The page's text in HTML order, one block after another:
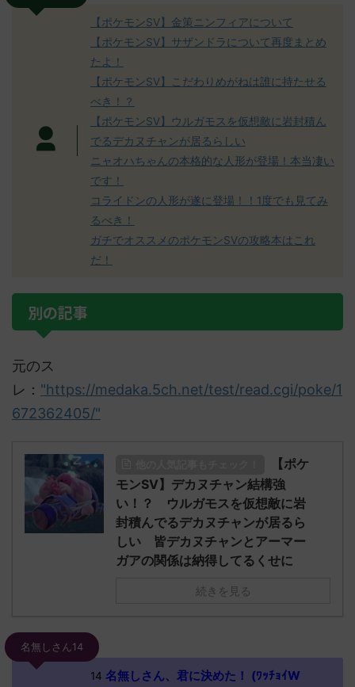
【ポケモンSV】金策ニンフィアについて
【ポケモンSV】サザンドラについて再度まとめ
たよ！
【ポケモンSV】こだわりめがねは誰に持たせる
べき！？
【ポケモンSV】ウルガモスを仮想敵に岩封積ん
でるデカヌチャンが居るらしい
ニャオハちゃんの本格的な人形が登場！本当凄い
です！
コライドンの人形が遂に登場！！1度でも見てみ
るべき！
ガチでオススメのポケモンSVの攻略本はこれ
だ！
別の記事
元のス
レ： "https://medaka.5ch.net/test/read.cgi/poke/1
672362405/"
【ポケ
モンSV】デカヌチャン結構強
い！？ ウルガモスを仮想敵に岩
封積んでるデカヌチャンが居るら
しい 皆デカヌチャンとアーマー
ガアの関係は納得してるくせに
続きを見る
名無しさん14
14 名無しさん、君に決めた！ (ﾜｯﾁｮｲW